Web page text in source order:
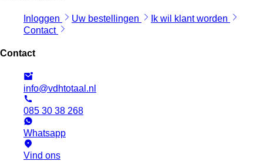
Inloggen Uw bestellingen
Ik wil klant worden
Contact
Contact
info@vdhtotaal.nl
085 30 38 268
Whatsapp
Vind ons